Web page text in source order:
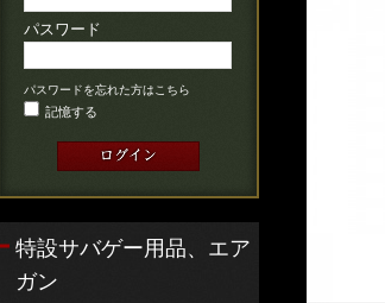
パスワード
パスワードを忘れた方はこちら
記憶する
特設サバゲー用品、エア
ガン